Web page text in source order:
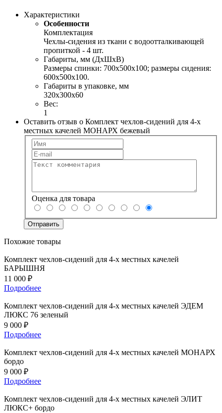
Характеристики
Особенности
Комплектация
Чехлы-сидения из ткани с водоотталкивающей
пропиткой - 4 шт.
Габариты, мм (ДхШхВ)
Размеры спинки: 700х500х100; размеры сидения:
600х500х100.
Габариты в упаковке, мм
320х300х60
Вес:
1
Оставить отзыв о Комплект чехлов-сидений для 4-х
местных качелей МОНАРХ бежевый
Оценка для товара
Похожие товары
Комплект чехлов-сидений для 4-х местных качелей
БАРЫШНЯ
11 000 ₽
Подробнее
Комплект чехлов-сидений для 4-х местных качелей ЭДЕМ
ЛЮКС 76 зеленый
9 000 ₽
Подробнее
Комплект чехлов-сидeний для 4-х местных качелей МОНАРХ
бордо
9 000 ₽
Подробнее
Комплект чехлов-сидений для 4-х местных качелей ЭЛИТ
ЛЮКС+ бордо